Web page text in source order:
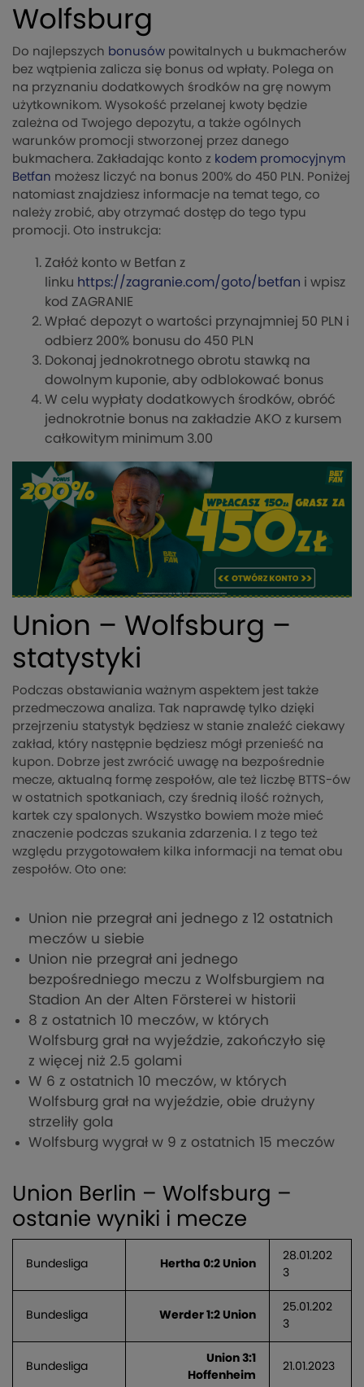
Wolfsburg
Do najlepszych bonusów powitalnych u bukmacherów
bez wątpienia zalicza się bonus od wpłaty. Polega on
na przyznaniu dodatkowych środków na grę nowym
użytkownikom. Wysokość przelanej kwoty będzie
zależna od Twojego depozytu, a także ogólnych
warunków promocji stworzonej przez danego
bukmachera. Zakładając konto z kodem promocyjnym
Betfan możesz liczyć na bonus 200% do 450 PLN. Poniżej
natomiast znajdziesz informacje na temat tego, co
należy zrobić, aby otrzymać dostęp do tego typu
promocji. Oto instrukcja:
Załóż konto w Betfan z
linku https://zagranie.com/goto/betfan i wpisz
kod ZAGRANIE
Wpłać depozyt o wartości przynajmniej 50 PLN i
odbierz 200% bonusu do 450 PLN
Dokonaj jednokrotnego obrotu stawką na
dowolnym kuponie, aby odblokować bonus
W celu wypłaty dodatkowych środków, obróć
jednokrotnie bonus na zakładzie AKO z kursem
całkowitym minimum 3.00
Union – Wolfsburg –
statystyki
Podczas obstawiania ważnym aspektem jest także
przedmeczowa analiza. Tak naprawdę tylko dzięki
przejrzeniu statystyk będziesz w stanie znaleźć ciekawy
zakład, który następnie będziesz mógł przenieść na
kupon. Dobrze jest zwrócić uwagę na bezpośrednie
mecze, aktualną formę zespołów, ale też liczbę BTTS-ów
w ostatnich spotkaniach, czy średnią ilość rożnych,
kartek czy spalonych. Wszystko bowiem może mieć
znaczenie podczas szukania zdarzenia. I z tego też
względu przygotowałem kilka informacji na temat obu
zespołów. Oto one:
Union nie przegrał ani jednego z 12 ostatnich
meczów u siebie
Union nie przegrał ani jednego
bezpośredniego meczu z Wolfsburgiem na
Stadion An der Alten Försterei w historii
8 z ostatnich 10 meczów, w których
Wolfsburg grał na wyjeździe, zakończyło się
z więcej niż 2.5 golami
W 6 z ostatnich 10 meczów, w których
Wolfsburg grał na wyjeździe, obie drużyny
strzeliły gola
Wolfsburg wygrał w 9 z ostatnich 15 meczów
Union Berlin – Wolfsburg –
ostanie wyniki i mecze
Bundesliga Hertha 0:2 Union
28.01.202
3
Bundesliga Werder 1:2 Union
25.01.202
3
Bundesliga
Union 3:1
Hoffenheim
21.01.2023